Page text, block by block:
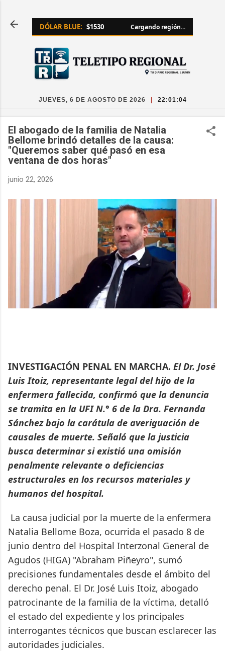
DÓLAR BLUE: $1530 Cargando región...
JUEVES, 6 DE AGOSTO DE 2026 22:01:05
El abogado de la familia de Natalia
Bellome brindó detalles de la causa:
"Queremos saber qué pasó en esa
ventana de dos horas"
junio 22, 2026
INVESTIGACIÓN PENAL EN MARCHA. El Dr. José
Luis Itoiz, representante legal del hijo de la
enfermera fallecida, confirmó que la denuncia
se tramita en la UFI N.° 6 de la Dra. Fernanda
Sánchez bajo la carátula de averiguación de
causales de muerte. Señaló que la justicia
busca determinar si existió una omisión
penalmente relevante o deficiencias
estructurales en los recursos materiales y
humanos del hospital.
La causa judicial por la muerte de la enfermera
Natalia Bellome Boza, ocurrida el pasado 8 de
junio dentro del Hospital Interzonal General de
Agudos (HIGA) "Abraham Piñeyro", sumó
precisiones fundamentales desde el ámbito del
derecho penal. El Dr. José Luis Itoiz, abogado
patrocinante de la familia de la víctima, detalló
el estado del expediente y los principales
interrogantes técnicos que buscan esclarecer las
autoridades judiciales.